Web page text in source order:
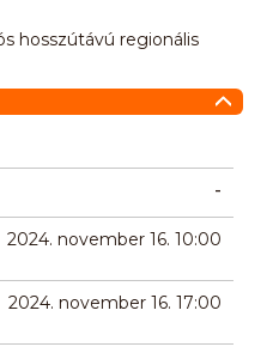
hosszútávú regionális
-
2024. november 16. 10:00
2024. november 16. 17:00